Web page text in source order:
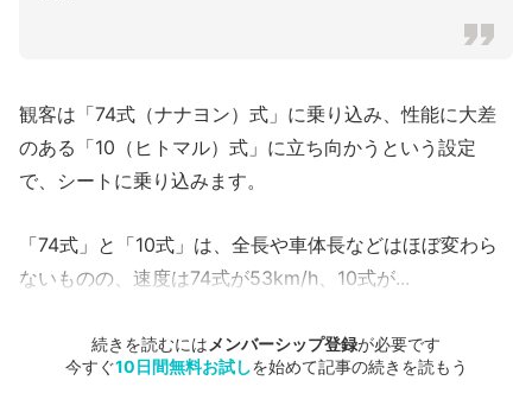
観客は「74式（ナナヨン）式」に乗り込み、性能に大差
のある「10（ヒトマル）式」に立ち向かうという設定
で、シートに乗り込みます。
「74式」と「10式」は、全長や車体長などはほぼ変わら
ないものの、速度は74式が53km/h、10式が...
続きを読むには メンバーシップ登録が必要です
今すぐ10日間無料お試しを始めて記事の続きを読もう